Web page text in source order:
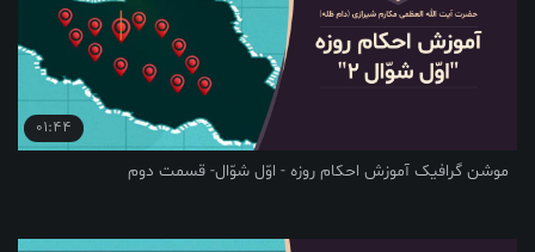
01:44
موشن گرافیک آموزش احکام روزه - اوّل شوّال- قسمت دوم